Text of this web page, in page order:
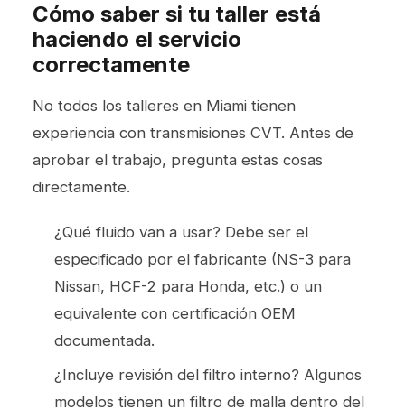
Cómo saber si tu taller está
haciendo el servicio
correctamente
No todos los talleres en Miami tienen
experiencia con transmisiones CVT. Antes de
aprobar el trabajo, pregunta estas cosas
directamente.
¿Qué fluido van a usar? Debe ser el
especificado por el fabricante (NS-3 para
Nissan, HCF-2 para Honda, etc.) o un
equivalente con certificación OEM
documentada.
¿Incluye revisión del filtro interno? Algunos
modelos tienen un filtro de malla dentro del